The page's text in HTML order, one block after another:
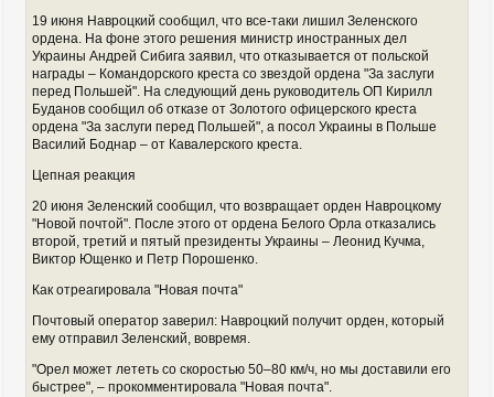
19 июня Навроцкий сообщил, что все-таки лишил Зеленского
ордена. На фоне этого решения министр иностранных дел
Украины Андрей Сибига заявил, что отказывается от польской
награды – Командорского креста со звездой ордена "За заслуги
перед Польшей". На следующий день руководитель ОП Кирилл
Буданов сообщил об отказе от Золотого офицерского креста
ордена "За заслуги перед Польшей", а посол Украины в Польше
Василий Боднар – от Кавалерского креста.
Цепная реакция
20 июня Зеленский сообщил, что возвращает орден Навроцкому
"Новой почтой". После этого от ордена Белого Орла отказались
второй, третий и пятый президенты Украины – Леонид Кучма,
Виктор Ющенко и Петр Порошенко.
Как отреагировала "Новая почта"
Почтовый оператор заверил: Навроцкий получит орден, который
ему отправил Зеленский, вовремя.
"Орел может лететь со скоростью 50–80 км/ч, но мы доставили его
быстрее", – прокомментировала "Новая почта".